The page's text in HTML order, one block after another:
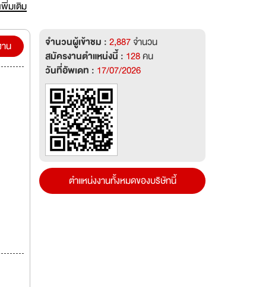
พิ่มเติม
น จำนวนผู้เข้าชม :2,887จำนวน
สมัครงานตำแหน่งนี้ : 128คน
วันที่อัพเดท : 17/07/2026
ตำแหน่งงานทั้งหมดของบริษัทนี้